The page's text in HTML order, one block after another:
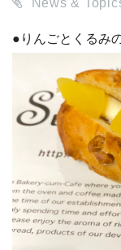
News &
●りんごとくるみ